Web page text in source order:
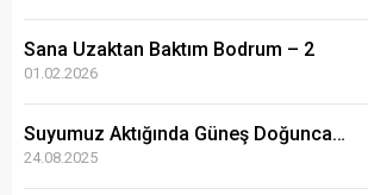
Sana Uzaktan Baktım Bodrum – 2
01.02.2026
Suyumuz Aktığında Güneş Doğunca…
24.08.2025